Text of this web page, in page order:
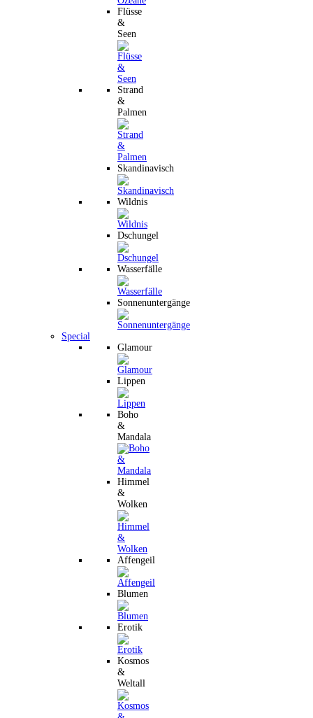
Flüsse
&
Seen
Strand
&
Palmen
Skandinavisch
Wildnis
Dschungel
Wasserfälle
Sonnenuntergänge
Special
Glamour
Lippen
Boho
&
Mandala
Himmel
&
Wolken
Affengeil
Blumen
Erotik
Kosmos
&
Weltall